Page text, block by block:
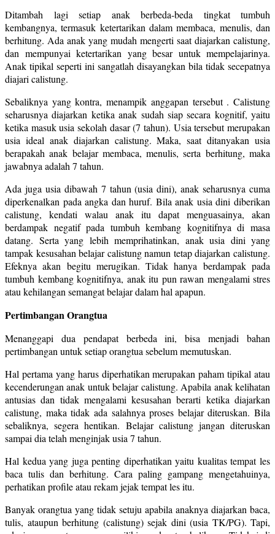
Ditambah lagi setiap anak berbeda-beda tingkat tumbuh
kembangnya, termasuk ketertarikan dalam membaca, menulis, dan
berhitung. Ada anak yang mudah mengerti saat diajarkan calistung,
dan mempunyai ketertarikan yang besar untuk mempelajarinya.
Anak tipikal seperti ini sangatlah disayangkan bila tidak secepatnya
diajari calistung.
Sebaliknya yang kontra, menampik anggapan tersebut . Calistung
seharusnya diajarkan ketika anak sudah siap secara kognitif, yaitu
ketika masuk usia sekolah dasar (7 tahun). Usia tersebut merupakan
usia ideal anak diajarkan calistung. Maka, saat ditanyakan usia
berapakah anak belajar membaca, menulis, serta berhitung, maka
jawabnya adalah 7 tahun.
Ada juga usia dibawah 7 tahun (usia dini), anak seharusnya cuma
diperkenalkan pada angka dan huruf. Bila anak usia dini diberikan
calistung, kendati walau anak itu dapat menguasainya, akan
berdampak negatif pada tumbuh kembang kognitifnya di masa
datang. Serta yang lebih memprihatinkan, anak usia dini yang
tampak kesusahan belajar calistung namun tetap diajarkan calistung.
Efeknya akan begitu merugikan. Tidak hanya berdampak pada
tumbuh kembang kognitifnya, anak itu pun rawan mengalami stres
atau kehilangan semangat belajar dalam hal apapun.
Pertimbangan Orangtua
Menanggapi dua pendapat berbeda ini, bisa menjadi bahan
pertimbangan untuk setiap orangtua sebelum memutuskan.
Hal pertama yang harus diperhatikan merupakan paham tipikal atau
kecenderungan anak untuk belajar calistung. Apabila anak kelihatan
antusias dan tidak mengalami kesusahan berarti ketika diajarkan
calistung, maka tidak ada salahnya proses belajar diteruskan. Bila
sebaliknya, segera hentikan. Belajar calistung jangan diteruskan
sampai dia telah menginjak usia 7 tahun.
Hal kedua yang juga penting diperhatikan yaitu kualitas tempat les
baca tulis dan berhitung. Cara paling gampang mengetahuinya,
perhatikan profile atau rekam jejak tempat les itu.
Banyak orangtua yang tidak setuju apabila anaknya diajarkan baca,
tulis, ataupun berhitung (calistung) sejak dini (usia TK/PG). Tapi,